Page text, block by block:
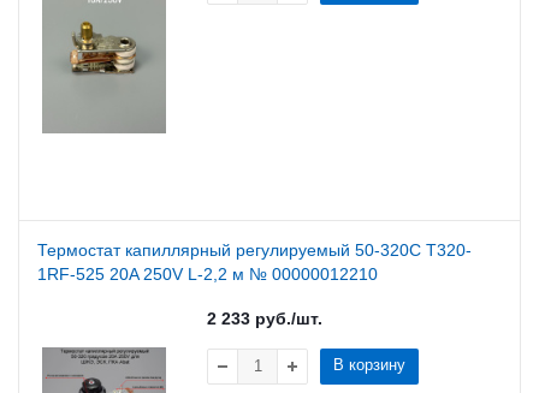
Термостат капиллярный регулируемый 50-320C T320-
1RF-525 20A 250V L-2,2 м № 00000012210
2 233 руб./шт.
В корзину